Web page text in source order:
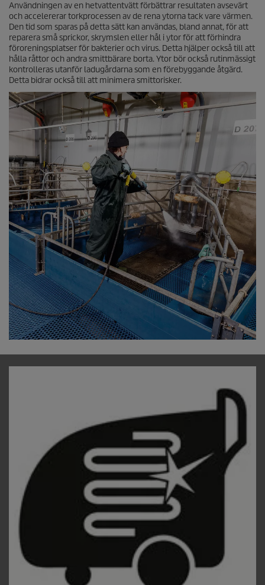
Användningen av en hetvattentvätt förbättrar resultaten avsevärt
och accelererar torkprocessen av de rena ytorna tack vare värmen.
Den tid som sparas på detta sätt kan användas, bland annat, för att
reparera små sprickor, skrymslen eller hål i ytor för att förhindra
föroreningsplatser för bakterier och virus. Detta hjälper också till att
hålla råttor och andra smittbärare borta. Ytor bör också rutinmässigt
kontrolleras utanför ladugårdarna som en förebyggande åtgärd.
Detta bidrar också till att minimera smittorisker.